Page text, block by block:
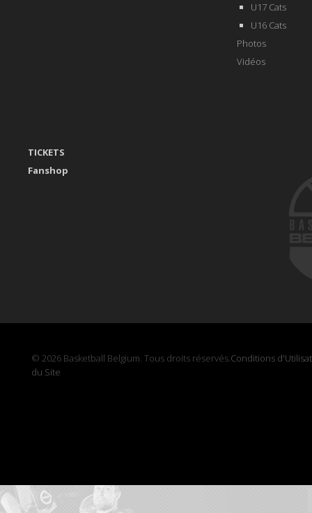
U17 Cats
U16 Cats
Photos
Vidéos
TICKETS
Fanshop
© 2026 Basketball Belgium. Tous droits réservés.Conditions
du Site